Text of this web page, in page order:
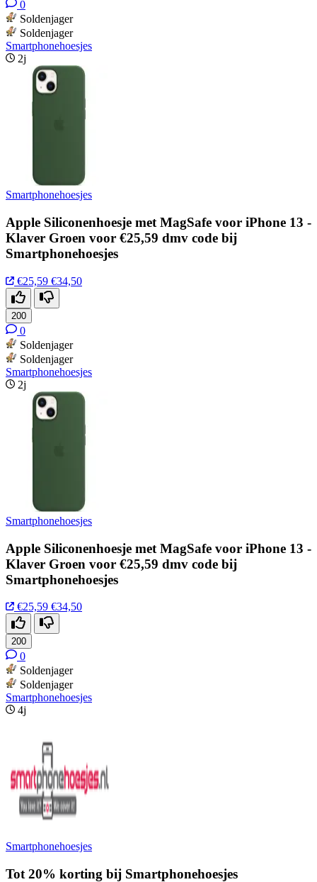
0
Soldenjager
Soldenjager
Smartphonehoesjes
2j
Smartphonehoesjes
Apple Siliconenhoesje met MagSafe voor iPhone 13 -
Klaver Groen voor €25,59 dmv code bij
Smartphonehoesjes
€25,59 €34,50
200
0
Soldenjager
Soldenjager
Smartphonehoesjes
2j
Smartphonehoesjes
Apple Siliconenhoesje met MagSafe voor iPhone 13 -
Klaver Groen voor €25,59 dmv code bij
Smartphonehoesjes
€25,59 €34,50
200
0
Soldenjager
Soldenjager
Smartphonehoesjes
4j
Smartphonehoesjes
Tot 20% korting bij Smartphonehoesjes